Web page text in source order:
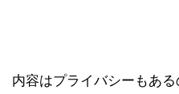
内容はプライバシーもあ